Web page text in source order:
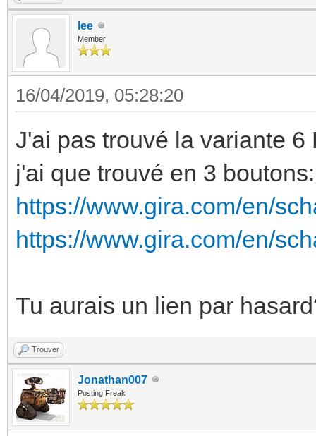
lee
Member
16/04/2019, 05:28:20
J'ai pas trouvé la variante
j'ai que trouvé en 3 boutons:
https://www.gira.com/en/
https://www.gira.com/en/
Tu aurais un lien par
Trouver
Jonathan007
Posting Freak